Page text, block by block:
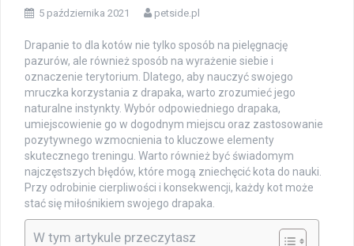
5 października 2021 petside.pl
Drapanie to dla kotów nie tylko sposób na pielęgnację
pazurów, ale również sposób na wyrażenie siebie i
oznaczenie terytorium. Dlatego, aby nauczyć swojego
mruczka korzystania z drapaka, warto zrozumieć jego
naturalne instynkty. Wybór odpowiedniego drapaka,
umiejscowienie go w dogodnym miejscu oraz zastosowanie
pozytywnego wzmocnienia to kluczowe elementy
skutecznego treningu. Warto również być świadomym
najczęstszych błędów, które mogą zniechęcić kota do nauki.
Przy odrobinie cierpliwości i konsekwencji, każdy kot może
stać się miłośnikiem swojego drapaka.
W tym artykule przeczytasz